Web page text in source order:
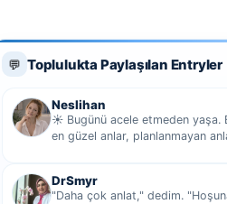
💬 Toplulukta Paylaşılan Entryler
Neslihan
☀️ Bugünü acele etmeden yaşa.
en güzel anlar, planlanmayan
DrSmyr
"Daha çok anlat," dedim.